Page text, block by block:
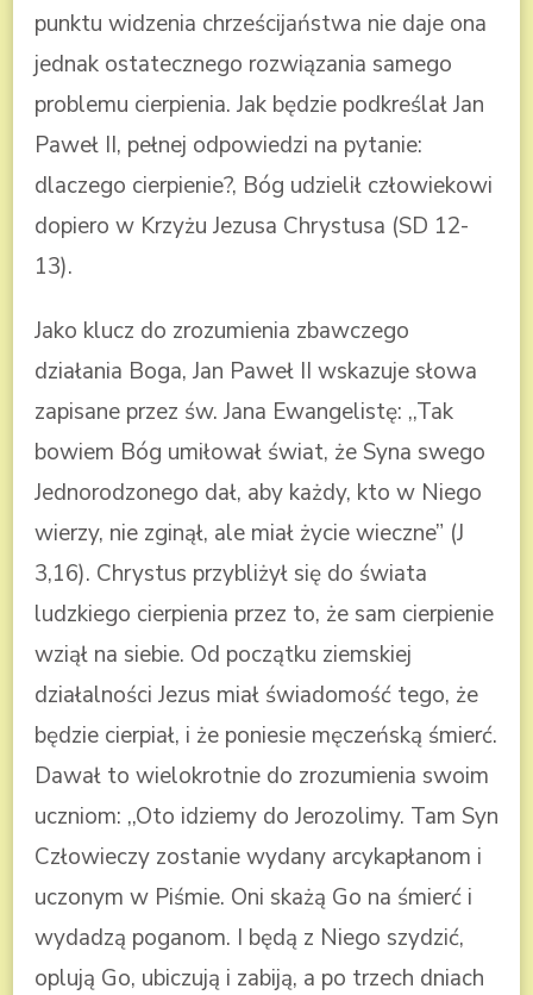
punktu widzenia chrześcijaństwa nie daje ona
jednak ostatecznego rozwiązania samego
problemu cierpienia. Jak będzie podkreślał Jan
Paweł II, pełnej odpowiedzi na pytanie:
dlaczego cierpienie?, Bóg udzielił człowiekowi
dopiero w Krzyżu Jezusa Chrystusa (SD 12-
13).
Jako klucz do zrozumienia zbawczego
działania Boga, Jan Paweł II wskazuje słowa
zapisane przez św. Jana Ewangelistę: ,,Tak
bowiem Bóg umiłował świat, że Syna swego
Jednorodzonego dał, aby każdy, kto w Niego
wierzy, nie zginął, ale miał życie wieczne” (J
3,16). Chrystus przybliżył się do świata
ludzkiego cierpienia przez to, że sam cierpienie
wziął na siebie. Od początku ziemskiej
działalności Jezus miał świadomość tego, że
będzie cierpiał, i że poniesie męczeńską śmierć.
Dawał to wielokrotnie do zrozumienia swoim
uczniom: ,,Oto idziemy do Jerozolimy. Tam Syn
Człowieczy zostanie wydany arcykapłanom i
uczonym w Piśmie. Oni skażą Go na śmierć i
wydadzą poganom. I będą z Niego szydzić,
oplują Go, ubiczują i zabiją, a po trzech dniach